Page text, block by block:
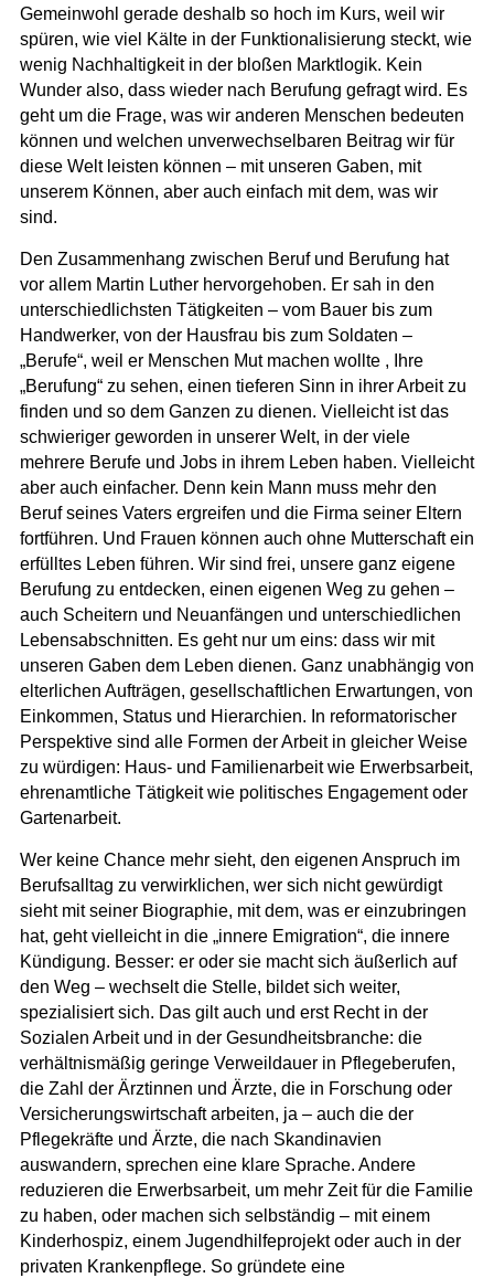
Gemeinwohl gerade deshalb so hoch im Kurs, weil wir
spüren, wie viel Kälte in der Funktionalisierung steckt, wie
wenig Nachhaltigkeit in der bloßen Marktlogik. Kein
Wunder also, dass wieder nach Berufung gefragt wird. Es
geht um die Frage, was wir anderen Menschen bedeuten
können und welchen unverwechselbaren Beitrag wir für
diese Welt leisten können – mit unseren Gaben, mit
unserem Können, aber auch einfach mit dem, was wir
sind.
Den Zusammenhang zwischen Beruf und Berufung hat
vor allem Martin Luther hervorgehoben. Er sah in den
unterschiedlichsten Tätigkeiten – vom Bauer bis zum
Handwerker, von der Hausfrau bis zum Soldaten –
„Berufe“, weil er Menschen Mut machen wollte , Ihre
„Berufung“ zu sehen, einen tieferen Sinn in ihrer Arbeit zu
finden und so dem Ganzen zu dienen. Vielleicht ist das
schwieriger geworden in unserer Welt, in der viele
mehrere Berufe und Jobs in ihrem Leben haben. Vielleicht
aber auch einfacher. Denn kein Mann muss mehr den
Beruf seines Vaters ergreifen und die Firma seiner Eltern
fortführen. Und Frauen können auch ohne Mutterschaft ein
erfülltes Leben führen. Wir sind frei, unsere ganz eigene
Berufung zu entdecken, einen eigenen Weg zu gehen –
auch Scheitern und Neuanfängen und unterschiedlichen
Lebensabschnitten. Es geht nur um eins: dass wir mit
unseren Gaben dem Leben dienen. Ganz unabhängig von
elterlichen Aufträgen, gesellschaftlichen Erwartungen, von
Einkommen, Status und Hierarchien. In reformatorischer
Perspektive sind alle Formen der Arbeit in gleicher Weise
zu würdigen: Haus- und Familienarbeit wie Erwerbsarbeit,
ehrenamtliche Tätigkeit wie politisches Engagement oder
Gartenarbeit.
Wer keine Chance mehr sieht, den eigenen Anspruch im
Berufsalltag zu verwirklichen, wer sich nicht gewürdigt
sieht mit seiner Biographie, mit dem, was er einzubringen
hat, geht vielleicht in die „innere Emigration“, die innere
Kündigung. Besser: er oder sie macht sich äußerlich auf
den Weg – wechselt die Stelle, bildet sich weiter,
spezialisiert sich. Das gilt auch und erst Recht in der
Sozialen Arbeit und in der Gesundheitsbranche: die
verhältnismäßig geringe Verweildauer in Pflegeberufen,
die Zahl der Ärztinnen und Ärzte, die in Forschung oder
Versicherungswirtschaft arbeiten, ja – auch die der
Pflegekräfte und Ärzte, die nach Skandinavien
auswandern, sprechen eine klare Sprache. Andere
reduzieren die Erwerbsarbeit, um mehr Zeit für die Familie
zu haben, oder machen sich selbständig – mit einem
Kinderhospiz, einem Jugendhilfeprojekt oder auch in der
privaten Krankenpflege. So gründete eine